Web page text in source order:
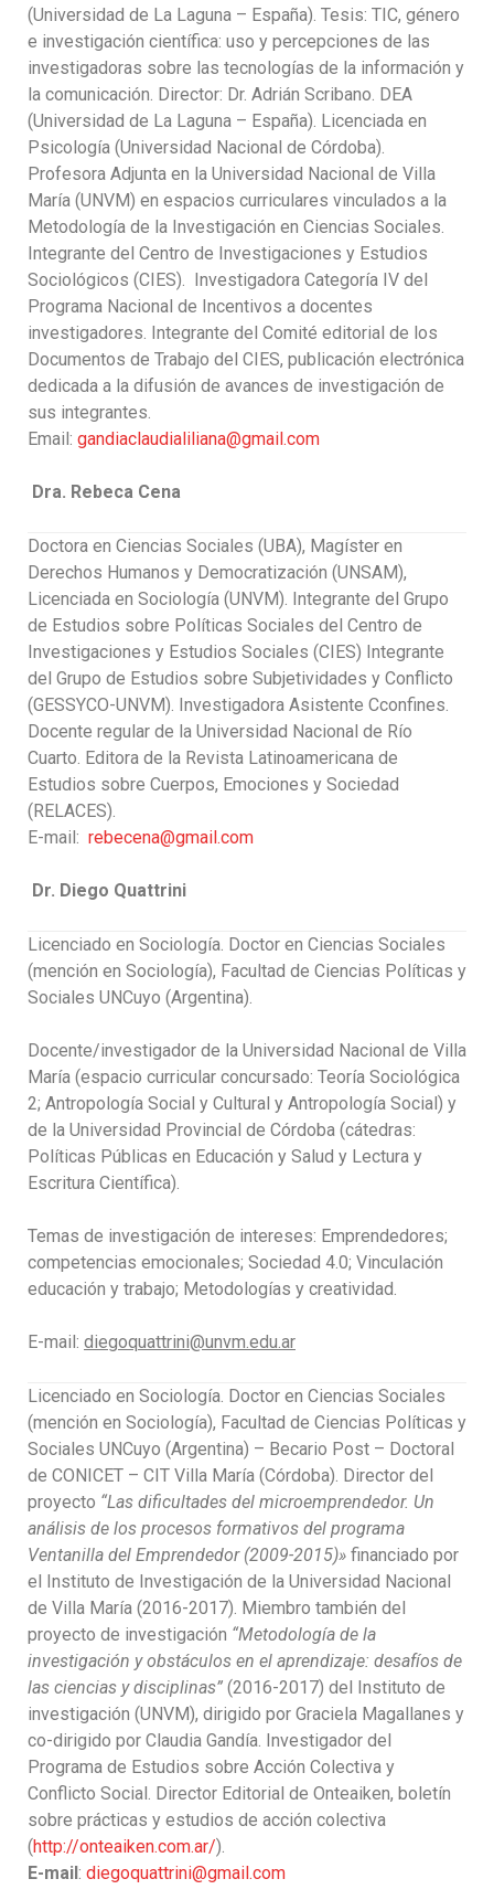
(Universidad de La Laguna – España). Tesis: TIC, género
e investigación científica: uso y percepciones de las
investigadoras sobre las tecnologías de la información y
la comunicación. Director: Dr. Adrián Scribano. DEA
(Universidad de La Laguna – España). Licenciada en
Psicología (Universidad Nacional de Córdoba).
Profesora Adjunta en la Universidad Nacional de Villa
María (UNVM) en espacios curriculares vinculados a la
Metodología de la Investigación en Ciencias Sociales.
Integrante del Centro de Investigaciones y Estudios
Sociológicos (CIES). Investigadora Categoría IV del
Programa Nacional de Incentivos a docentes
investigadores. Integrante del Comité editorial de los
Documentos de Trabajo del CIES, publicación electrónica
dedicada a la difusión de avances de investigación de
sus integrantes.
Email: gandiaclaudialiliana@gmail.com
Dra. Rebeca Cena
Doctora en Ciencias Sociales (UBA), Magíster en
Derechos Humanos y Democratización (UNSAM),
Licenciada en Sociología (UNVM). Integrante del Grupo
de Estudios sobre Políticas Sociales del Centro de
Investigaciones y Estudios Sociales (CIES) Integrante
del Grupo de Estudios sobre Subjetividades y Conflicto
(GESSYCO-UNVM). Investigadora Asistente Cconfines.
Docente regular de la Universidad Nacional de Río
Cuarto. Editora de la Revista Latinoamericana de
Estudios sobre Cuerpos, Emociones y Sociedad
(RELACES).
E-mail: rebecena@gmail.com
Dr. Diego Quattrini
Licenciado en Sociología. Doctor en Ciencias Sociales
(mención en Sociología), Facultad de Ciencias Políticas y
Sociales UNCuyo (Argentina).
Docente/investigador de la Universidad Nacional de Villa
María (espacio curricular concursado: Teoría Sociológica
2; Antropología Social y Cultural y Antropología Social) y
de la Universidad Provincial de Córdoba (cátedras:
Políticas Públicas en Educación y Salud y Lectura y
Escritura Científica).
Temas de investigación de intereses: Emprendedores;
competencias emocionales; Sociedad 4.0; Vinculación
educación y trabajo; Metodologías y creatividad.
E-mail: diegoquattrini@unvm.edu.ar
Licenciado en Sociología. Doctor en Ciencias Sociales
(mención en Sociología), Facultad de Ciencias Políticas y
Sociales UNCuyo (Argentina) – Becario Post – Doctoral
de CONICET – CIT Villa María (Córdoba). Director del
proyecto “Las dificultades del microemprendedor. Un
análisis de los procesos formativos del programa
Ventanilla del Emprendedor (2009-2015)» financiado por
el Instituto de Investigación de la Universidad Nacional
de Villa María (2016-2017). Miembro también del
proyecto de investigación “Metodología de la
investigación y obstáculos en el aprendizaje: desafíos de
las ciencias y disciplinas” (2016-2017) del Instituto de
investigación (UNVM), dirigido por Graciela Magallanes y
co-dirigido por Claudia Gandía. Investigador del
Programa de Estudios sobre Acción Colectiva y
Conflicto Social. Director Editorial de Onteaiken, boletín
sobre prácticas y estudios de acción colectiva
(http://onteaiken.com.ar/).
E-mail: diegoquattrini@gmail.com